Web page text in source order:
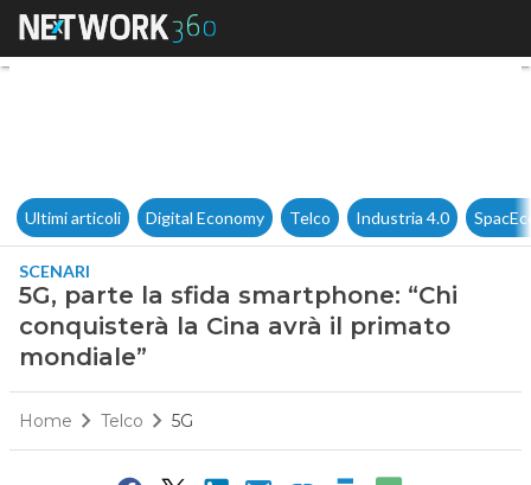
5G, parte la sfida
Ultimi articoli Digital Economy Telco Industria 4.0
SCENARI
5G, parte la sfida smartphone: “Chi
conquisterà la Cina avrà il primato
mondiale”
Home Telco 5G